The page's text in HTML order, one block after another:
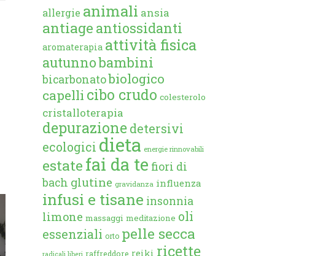
allergie animali ansia
antiage antiossidanti
aromaterapia attività fisica
autunnobambini
bicarbonatobiologico
capelli cibo crudo colesterolo
cristalloterapia
depurazione detersivi
ecologici dieta energie rinnovabili
estate fai da te fiori di
bach glutine gravidanza influenza
infusi e tisane insonnia
limone massaggi meditazione oli
essenziali orto pelle secca
radicali liberi raffreddore reiki ricette